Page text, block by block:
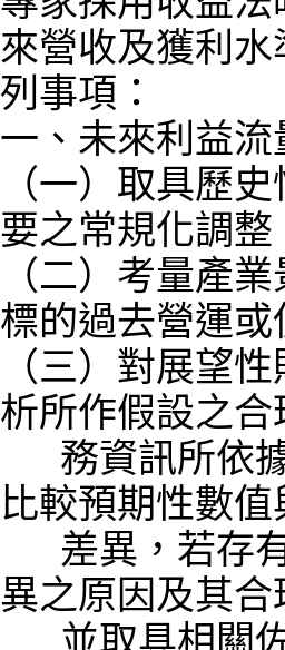
來營收及獲利
列事項：
一、未來利益流
（一）取具歷
要之常規化調整
（二）考量產
標的過去營運
（三）對展望
析所作假設之
比較預期性數
異之原因及其